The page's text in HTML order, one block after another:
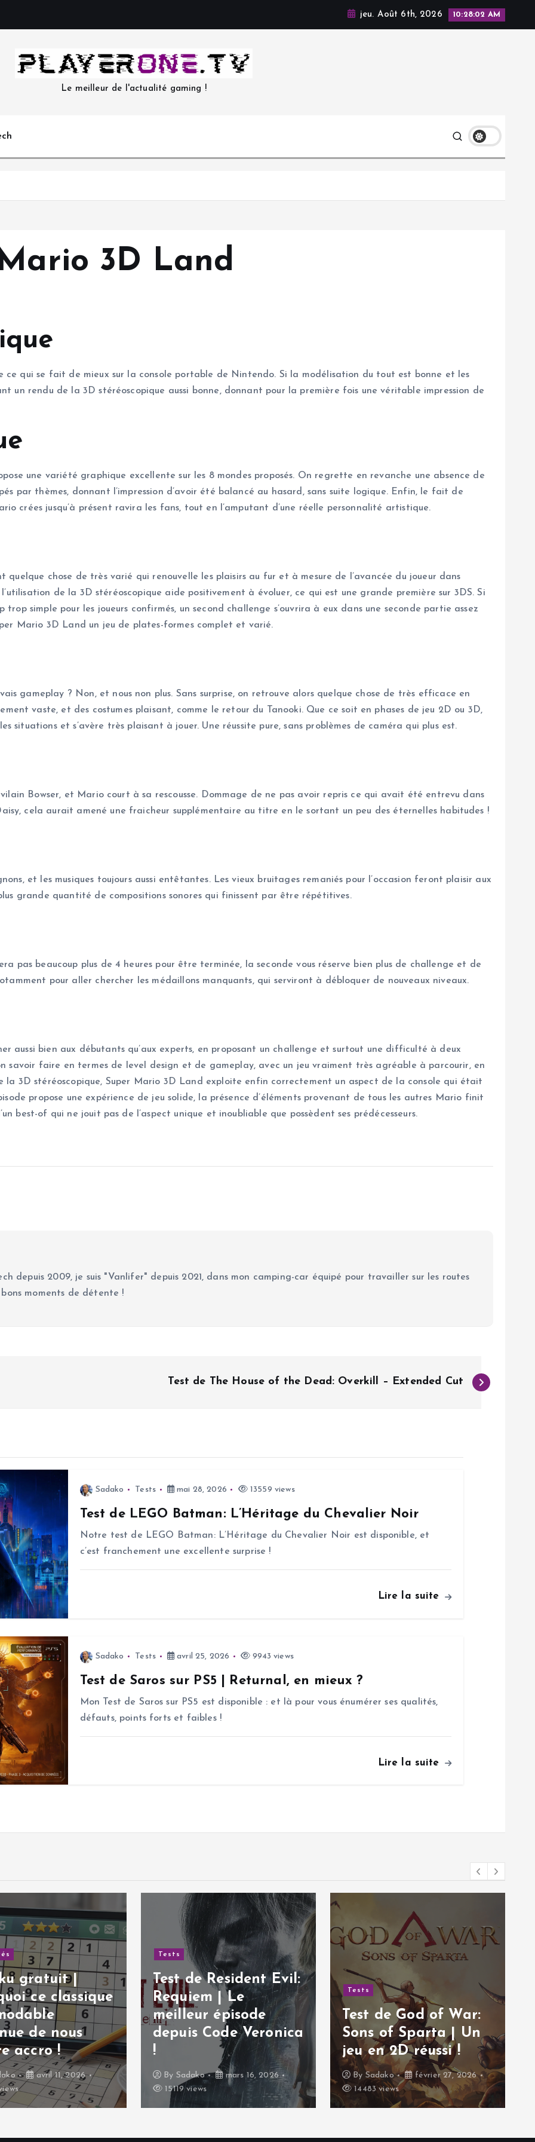
jeu. Août 6th, 2026 10:28:03 AM
Le meilleur de l'actualité gaming !
3D Land
ce qui se fait de mieux sur la console portable de Nintendo. Si la modélisation du tout est bonne et les
un rendu de la 3D stéréoscopique aussi bonne, donnant pour la première fois une véritable impression de
une variété graphique excellente sur les 8 mondes proposés. On regrette en revanche une absence de
par thèmes, donnant l’impression d’avoir été balancé au hasard, sans suite logique. Enfin, le fait de
crées jusqu’à présent ravira les fans, tout en l’amputant d’une réelle personnalité artistique.
quelque chose de très varié qui renouvelle les plaisirs au fur et à mesure de l’avancée du joueur dans
de la 3D stéréoscopique aide positivement à évoluer, ce qui est une grande première sur 3DS. Si
simple pour les joueurs confirmés, un second challenge s’ouvrira à eux dans une seconde partie assez
Mario 3D Land un jeu de plates-formes complet et varié.
gameplay ? Non, et nous non plus. Sans surprise, on retrouve alors quelque chose de très efficace en
vaste, et des costumes plaisant, comme le retour du Tanooki. Que ce soit en phases de jeu 2D ou 3D,
situations et s’avère très plaisant à jouer. Une réussite pure, sans problèmes de caméra qui plus est.
Bowser, et Mario court à sa rescousse. Dommage de ne pas avoir repris ce qui avait été entrevu dans
cela aurait amené une fraicheur supplémentaire au titre en le sortant un peu des éternelles habitudes !
et les musiques toujours aussi entêtantes. Les vieux bruitages remaniés pour l’occasion feront plaisir aux
grande quantité de compositions sonores qui finissent par être répétitives.
pas beaucoup plus de 4 heures pour être terminée, la seconde vous réserve bien plus de challenge et de
pour aller chercher les médaillons manquants, qui serviront à débloquer de nouveaux niveaux.
aussi bien aux débutants qu’aux experts, en proposant un challenge et surtout une difficulté à deux
savoir faire en termes de level design et de gameplay, avec un jeu vraiment très agréable à parcourir, en
la 3D stéréoscopique, Super Mario 3D Land exploite enfin correctement un aspect de la console qui était
propose une expérience de jeu solide, la présence d’éléments provenant de tous les autres Mario finit
best-of qui ne jouit pas de l’aspect unique et inoubliable que possèdent ses prédécesseurs.
depuis 2009, je suis "Vanlifer" depuis 2021, dans mon camping-car équipé pour travailler sur les routes
moments de détente !
Test de The House of the Dead: Overkill – Extended Cut
Sadako Tests mai 28, 2026 13559 views
Test de LEGO Batman: L’Héritage du Chevalier Noir
Notre test de LEGO Batman: L’Héritage du Chevalier Noir est disponible, et
c’est franchement une excellente surprise !
Lire la suite
Sadako Tests avril 25, 2026 9943 views
Test de Saros sur PS5 | Returnal, en mieux ?
Mon Test de Saros sur PS5 est disponible : et là pour vous énumérer ses qualités,
défauts, points forts et faibles !
Lire la suite
gratuit |
ce classique
de nous
accro !
avril 11, 2026
Tests
Test de Resident Evil:
Requiem | Le
meilleur épisode
depuis Code Veronica
!
By Sadako
mars 16, 2026
15119 views
Tests
Test de God of War:
Sons of Sparta | Un
jeu en 2D réussi !
By Sadako
février 27, 2026
14483 views